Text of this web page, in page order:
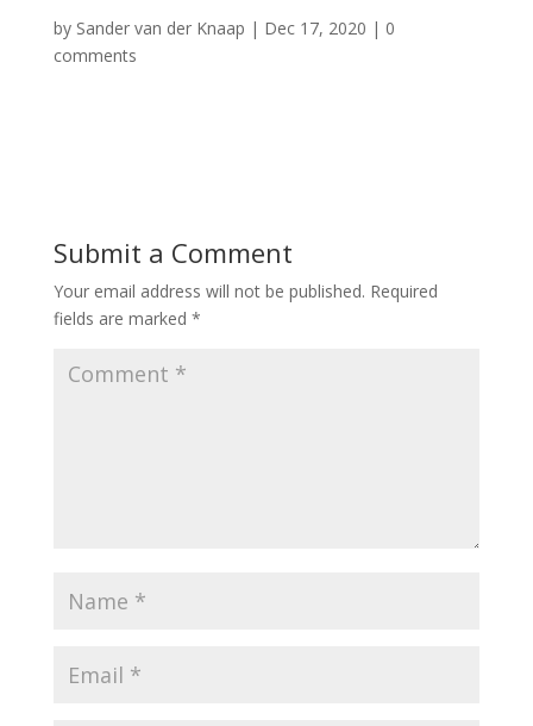
by Sander van der Knaap | Dec 17, 2020 | 0
comments
Submit a Comment
Your email address will not be published. Required
fields are marked *